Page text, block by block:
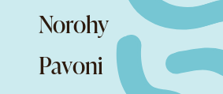
Norohy
Pavoni